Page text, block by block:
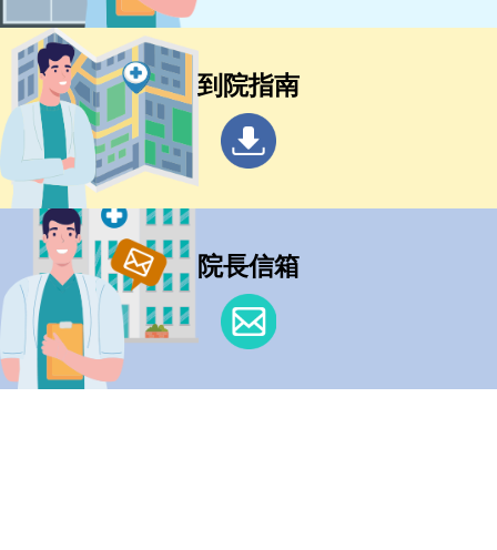
到院指南
院長信箱